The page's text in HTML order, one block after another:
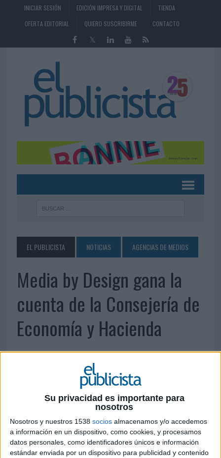
Su privacidad es importante para
nosotros
Nosotros y nuestros 1538 socios almacenamos y/o accedemos
a información en un dispositivo, como cookies, y procesamos
datos personales, como identificadores únicos e información
estándar enviada por un dispositivo para publicidad y contenido
INICIAR SESIÓN EDICIÓN IMPRESA Y DIGITAL
TIENDA
OFERTA EDITORIAL
QUIERO SUSCRIBIRME CONTACTO
EL PUBLICISTA NOTICIAS AGENCIAS DE MEDIOS
Media by Design gana la
cuenta de la Consejería de
Economía y Hacienda
15 DE JUNIO DE 2010
La campaña incluye prensa, radio, televisión e
La agencia de medios Media by Design ha sido elegida por la Consejería de
para una camapaña publicitaria que comenzará a emitirse en radio y televisión, así
como en internet y prensa durante este mes y con cobertura en la Comunidad de
Madrid. El eje de la campaña es dar a conocer a los madrileños los beneficios y